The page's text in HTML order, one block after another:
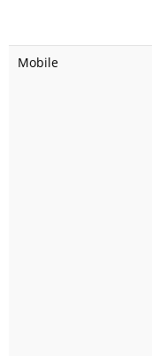
Mobile